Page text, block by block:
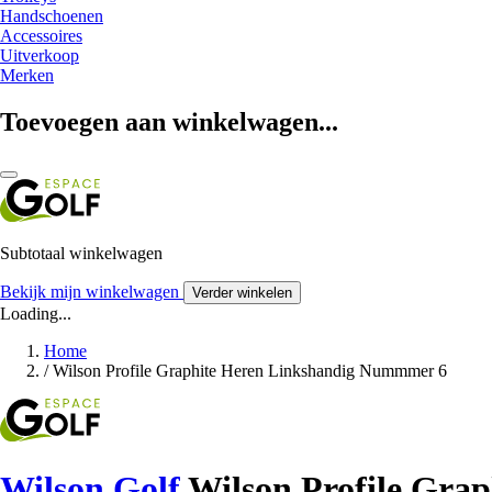
Handschoenen
Accessoires
Uitverkoop
Merken
Toevoegen aan winkelwagen...
Subtotaal winkelwagen
Bekijk mijn winkelwagen Verder winkelen
Loading...
Home
/ Wilson Profile Graphite Heren Linkshandig Nummmer 6